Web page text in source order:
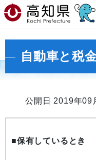
自動車と税
公開日 2019年09
■保有しているとき